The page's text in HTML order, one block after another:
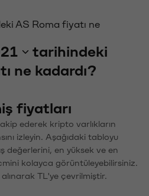
AS Roma fiyatı ne
tarihindeki
ne kadardı?
fiyatları
ederek kripto varlıkların
izleyin. Aşağıdaki tabloyu
değerlerini, en yüksek ve en
kolayca görüntüleyebilirsiniz.
TL'ye çevrilmiştir.